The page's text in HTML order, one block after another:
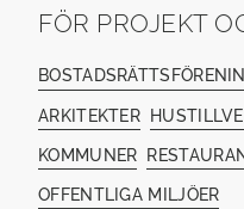
FÖR PROJEKT
ARKITEKTER
KOMMUNER
OFFENTLIGA MILJÖER